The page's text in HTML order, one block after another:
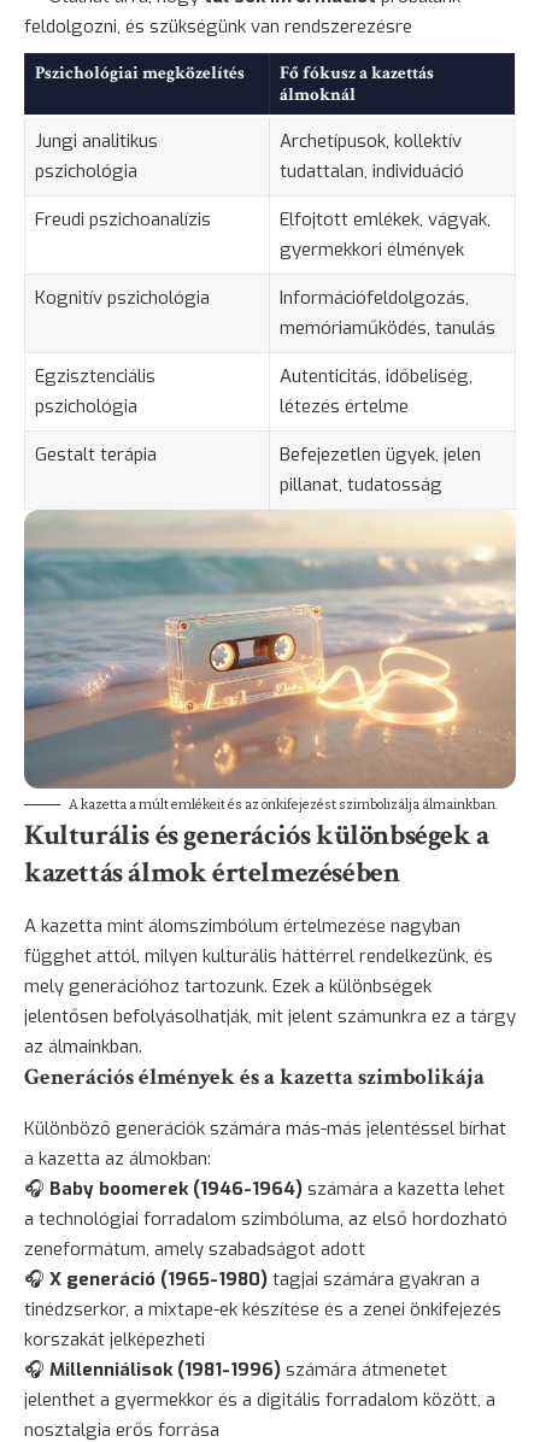
feldolgozni, és szükségünk van rendszerezésre
Pszichológiai megközelítés
Fő fókusz a kazettás
álmoknál
Jungi analitikus
pszichológia
Archetípusok, kollektív
tudattalan, individuáció
Freudi pszichoanalízis
Elfojtott emlékek, vágyak,
gyermekkori élmények
Kognitív pszichológia
Információfeldolgozás,
memóriaműködés, tanulás
Egzisztenciális
pszichológia
Autenticitás, időbeliség,
létezés értelme
Gestalt terápia
Befejezetlen ügyek, jelen
pillanat, tudatosság
A kazetta a múlt emlékeit és az önkifejezést szimbolizálja álmainkban.
Kulturális és generációs különbségek a
kazettás álmok értelmezésében
A kazetta mint álomszimbólum értelmezése nagyban
függhet attól, milyen kulturális háttérrel rendelkezünk, és
mely generációhoz tartozunk. Ezek a különbségek
jelentősen befolyásolhatják, mit jelent számunkra ez a tárgy
az álmainkban.
Generációs élmények és a kazetta szimbolikája
Különböző generációk számára más-más jelentéssel bírhat
a kazetta az álmokban:
🎧 Baby boomerek (1946-1964) számára a kazetta lehet
a technológiai forradalom szimbóluma, az első hordozható
zeneformátum, amely szabadságot adott
🎧 X generáció (1965-1980) tagjai számára gyakran a
tinédzserkor, a mixtape-ek készítése és a zenei önkifejezés
korszakát jelképezheti
🎧 Millenniálisok (1981-1996) számára átmenetet
jelenthet a gyermekkor és a digitális forradalom között, a
nosztalgia erős forrása